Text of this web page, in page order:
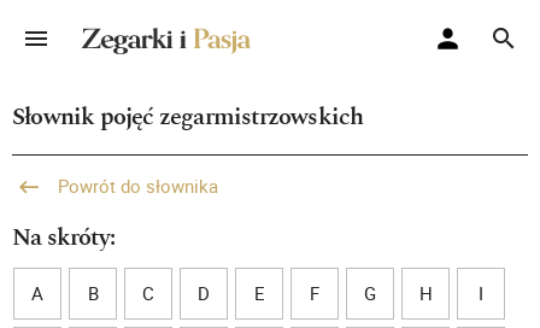
Słownik pojęć zegarmistrzowskich
Powrót do słownika
Na skróty:
A B C D E F G H I